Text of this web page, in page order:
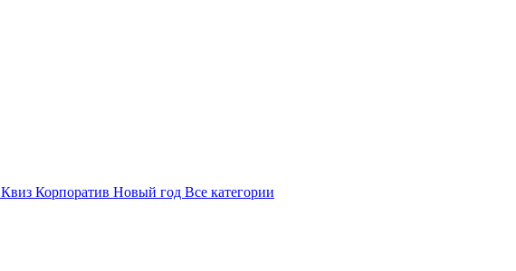
Квиз Корпоратив Новый год Все категории